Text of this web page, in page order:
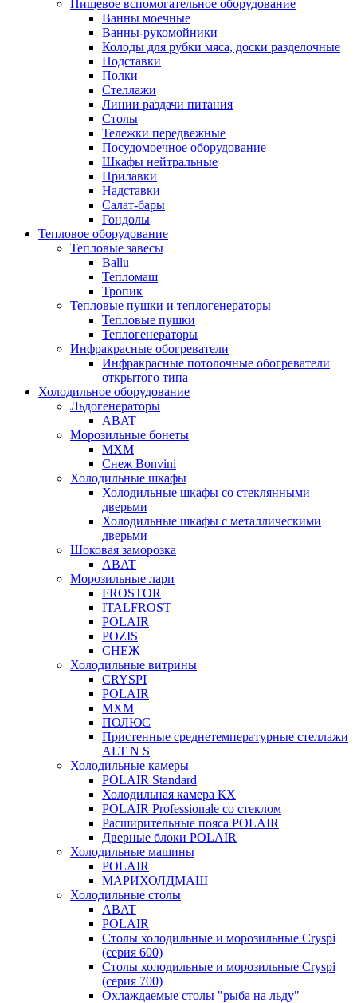
Пищевое вспомогательное оборудование
Ванны моечные
Ванны-рукомойники
Колоды для рубки мяса, доски разделочные
Подставки
Полки
Стеллажи
Линии раздачи питания
Столы
Тележки передвежные
Посудомоечное оборудование
Шкафы нейтральные
Прилавки
Надставки
Салат-бары
Гондолы
Тепловое оборудование
Тепловые завесы
Ballu
Тепломаш
Тропик
Тепловые пушки и теплогенераторы
Тепловые пушки
Теплогенераторы
Инфракрасные обогреватели
Инфракрасные потолочные обогреватели
открытого типа
Холодильное оборудование
Льдогенераторы
ABAT
Морозильные бонеты
МХМ
Снеж Bonvini
Холодильные шкафы
Холодильные шкафы cо стеклянными
дверьми
Холодильные шкафы с металлическими
дверьми
Шоковая заморозка
ABAT
Морозильные лари
FROSTOR
ITALFROST
POLAIR
POZIS
СНЕЖ
Холодильные витрины
CRYSPI
POLAIR
МХМ
ПОЛЮС
Пристенные среднетемпературные стеллажи
ALT N S
Холодильные камеры
POLAIR Standard
Холодильная камера КХ
POLAIR Professionale со стеклом
Расширительные пояса POLAIR
Дверные блоки POLAIR
Холодильные машины
POLAIR
МАРИХОЛДМАШ
Холодильные столы
ABAT
POLAIR
Столы холодильные и морозильные Cryspi
(серия 600)
Столы холодильные и морозильные Cryspi
(серия 700)
Охлаждаемые столы "рыба на льду"